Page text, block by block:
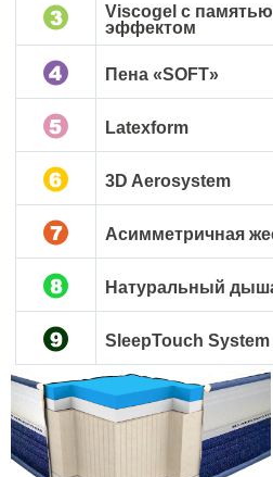
Viscogel с
эффектом
Пена «SOFT»
Latexform
3D Aerosystem
Асимметричная
Натуральный
SleepTouch